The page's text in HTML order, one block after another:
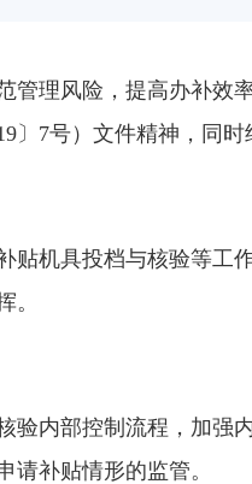
理风险，提高办补效
7号）文件精神，同
机具投档与核验等工
。
内部控制流程，加强
补贴情形的监管。